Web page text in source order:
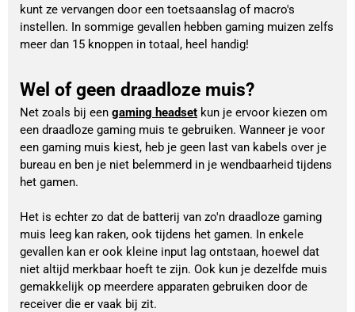
kunt ze vervangen door een toetsaanslag of macro's
instellen. In sommige gevallen hebben gaming muizen zelfs
meer dan 15 knoppen in totaal, heel handig!
Wel of geen draadloze muis?
Net zoals bij een gaming headset kun je ervoor kiezen om
een draadloze gaming muis te gebruiken. Wanneer je voor
een gaming muis kiest, heb je geen last van kabels over je
bureau en ben je niet belemmerd in je wendbaarheid tijdens
het gamen.
Het is echter zo dat de batterij van zo'n draadloze gaming
muis leeg kan raken, ook tijdens het gamen. In enkele
gevallen kan er ook kleine input lag ontstaan, hoewel dat
niet altijd merkbaar hoeft te zijn. Ook kun je dezelfde muis
gemakkelijk op meerdere apparaten gebruiken door de
receiver die er vaak bij zit.